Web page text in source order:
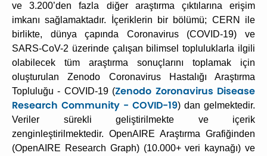
ve 3.200’den fazla diğer araştırma çıktılarına erişim
imkanı sağlamaktadır. İçeriklerin bir bölümü; CERN ile
birlikte, dünya çapında Coronavirus (COVID-19) ve
SARS-CoV-2 üzerinde çalışan bilimsel topluluklarla ilgili
olabilecek tüm araştırma sonuçlarını toplamak için
oluşturulan Zenodo Coronavirus Hastalığı Araştırma
Topluluğu - COVID-19 (Zenodo Zoronavirus Disease
Research Community - COVID-19) dan gelmektedir.
Veriler sürekli geliştirilmekte ve içerik
zenginleştirilmektedir. OpenAIRE Araştırma Grafiğinden
(OpenAIRE Research Graph) (10.000+ veri kaynağı) ve